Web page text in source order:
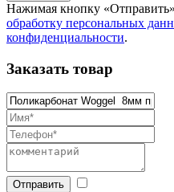
Нажимая кнопку
обработку персональных
конфиденциальности.
Заказать товар
Отправить